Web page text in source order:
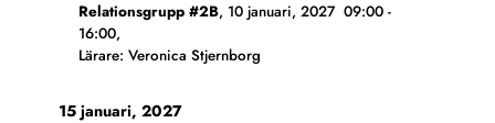
Relationsgrupp #2B, 10 januari, 2027 09:00-
16:00,
Lärare: Veronica Stjernborg
15 januari, 2027